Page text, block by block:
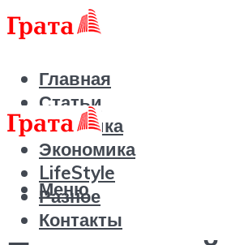
Главная
Статьи
Политика
Экономика
LifeStyle
Разное
Контакты
Меню